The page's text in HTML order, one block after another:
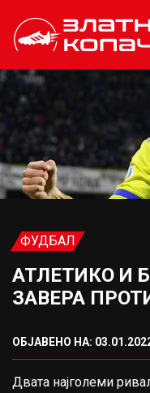
ФУДБАЛ
АТЛЕТИКО И
ЗАВЕРА
ОБЈАВЕНО НА:
Двата најголеми